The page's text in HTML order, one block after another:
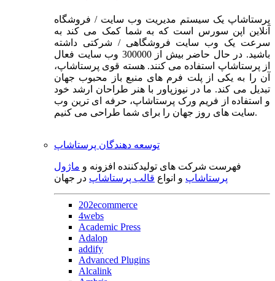
پرستاشاپ یک سیستم مدیریت وب سایت / فروشگاه
آنلاین اپن سورس است که به شما کمک می کند به
سرعت یک وب سایت فروشگاهی / شرکتی داشته
باشید. در حال حاضر بیش از 300000 وب سایت فعال
از پرستاشاپ استفاده می کنند. هسته قوی پرستاشاپ،
آن را به یکی از پلت فرم های منبع باز محبوب جهان
تبدیل می کند. ما در نیوزپاور با هنر طراحان ارشد خود
و استفاده از فریم ورک پرستاشاپ، حرفه ای ترین وب
سایت های روز جهان را برای شما طراحی می کنیم.
توسعه دهندگان پرستاشاپ
فهرست شرکت های تولیدکننده افزونه و ماژول
پرستاشاپ و انواع قالب پرستاشاپ در جهان
202ecommerce
4webs
Academic Press
Adalop
addify
Advanced Plugins
Alcalink